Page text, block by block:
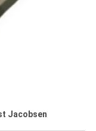
Jacobsen